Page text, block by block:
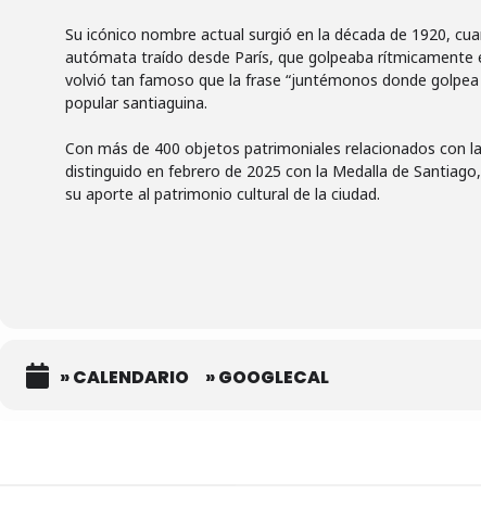
Su icónico nombre actual surgió en la década de 1920,
autómata traído desde París, que golpeaba rítmicamente
volvió tan famoso que la frase “juntémonos donde
popular santiaguina.
Con más de 400 objetos patrimoniales relacionados con
distinguido en febrero de 2025 con la Medalla de
su aporte al patrimonio cultural de la ciudad.
» CALENDARIO » GOOGLECAL